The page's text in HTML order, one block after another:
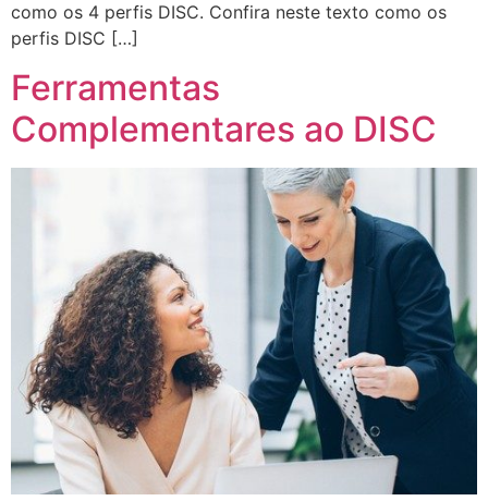
como os 4 perfis DISC. Confira neste texto como os
perfis DISC […]
Ferramentas
Complementares ao DISC